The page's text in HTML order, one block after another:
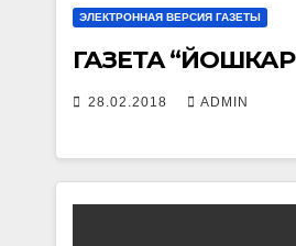
ЭЛЕКТРОННАЯ ВЕРСИЯ ГАЗЕТЫ
ГАЗЕТА
28.02.2018 ADMIN